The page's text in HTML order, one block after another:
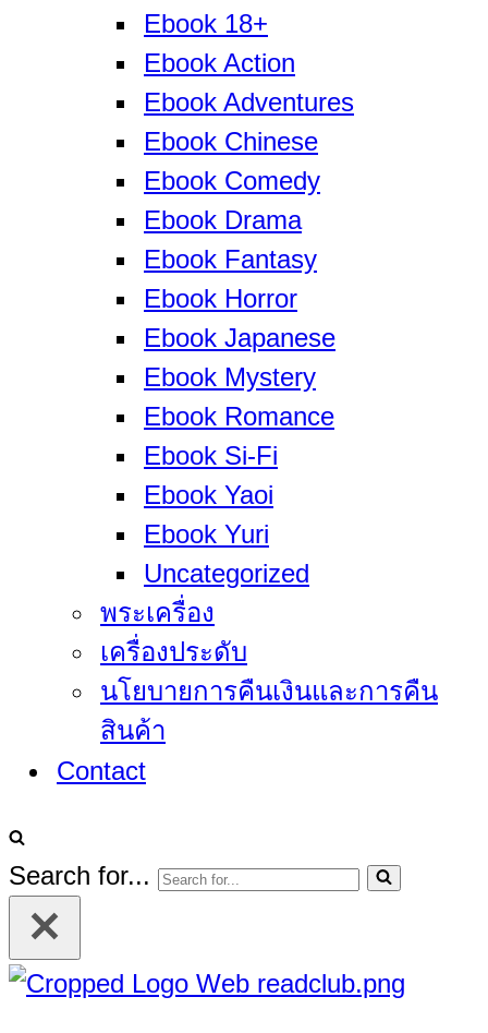
Ebook 18+
Ebook Action
Ebook Adventures
Ebook Chinese
Ebook Comedy
Ebook Drama
Ebook Fantasy
Ebook Horror
Ebook Japanese
Ebook Mystery
Ebook Romance
Ebook Si-Fi
Ebook Yaoi
Ebook Yuri
Uncategorized
พระเครื่อง
เครื่องประดับ
นโยบายการคืนเงินและการคืน
สินค้า
Contact
Search for...